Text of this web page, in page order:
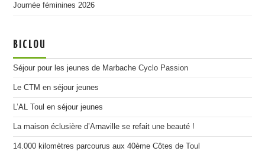
Journée féminines 2026
BICLOU
Séjour pour les jeunes de Marbache Cyclo Passion
Le CTM en séjour jeunes
L’AL Toul en séjour jeunes
La maison éclusière d’Arnaville se refait une beauté !
14.000 kilomètres parcourus aux 40ème Côtes de Toul